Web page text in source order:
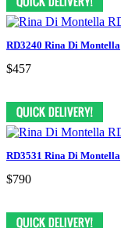
RD3240 Rina Di Montella
$457
RD3531 Rina Di Montella
$790